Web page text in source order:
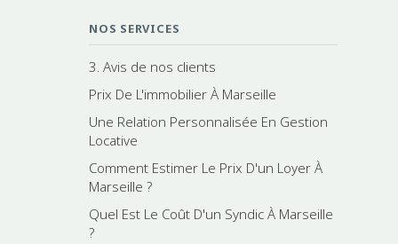
NOS SERVICES
3. Avis de nos clients
Prix De L'immobilier À Marseille
Une Relation Personnalisée En Gestion
Locative
Comment Estimer Le Prix D'un Loyer À
Marseille ?
Quel Est Le Coût D'un Syndic À Marseille
?